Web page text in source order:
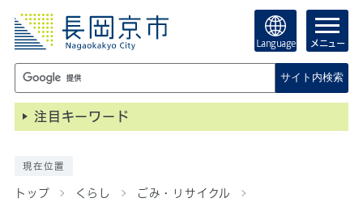
Language メニュー
サイト内検索
注目キーワード
現在位置
トップ くらし ごみ・リサイクル